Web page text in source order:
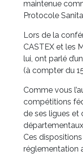
maintenue
Protocole
Lors de la
CASTEX et les
lui, ont parlé
(à compter du
Comme vous
compétitions
de ses ligues et
Ces
réglementation